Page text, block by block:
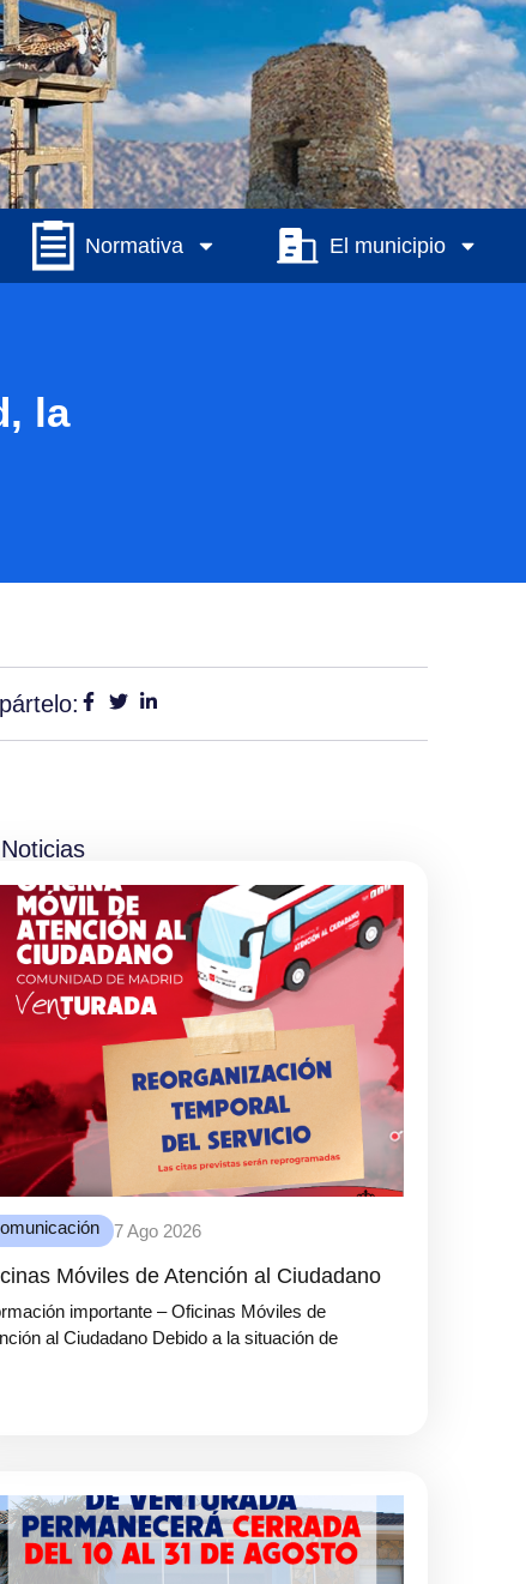
Normativa El municipio
la
7 Ago 2026
Móviles de Atención al Ciudadano
importante – Oficinas Móviles de
al Ciudadano Debido a la situación de